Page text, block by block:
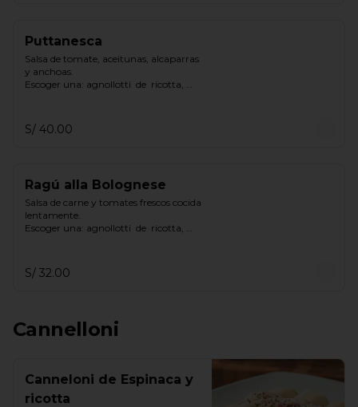
Puttanesca
Salsa de tomate, aceitunas, alcaparras
y anchoas.
Escoger una: agnollotti  de  ricotta,
S/ 40.00
Ragú alla Bolognese
Salsa de carne y tomates frescos cocida
lentamente.
Escoger una: agnollotti  de  ricotta,
S/ 32.00
Cannelloni
Canneloni de Espinaca y
ricotta